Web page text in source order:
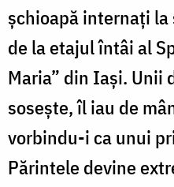
şchioapă internaţi la
de la etajul întâi al
Maria” din Iaşi. Unii
soseşte, îl iau de
vorbindu-i ca unui
Părintele devine